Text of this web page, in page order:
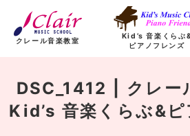
クレール音楽教室
Kid’s 音楽くらぶ
ピアノフレンズ
DSC_1412 | クレー
Kid’s 音楽くらぶ&